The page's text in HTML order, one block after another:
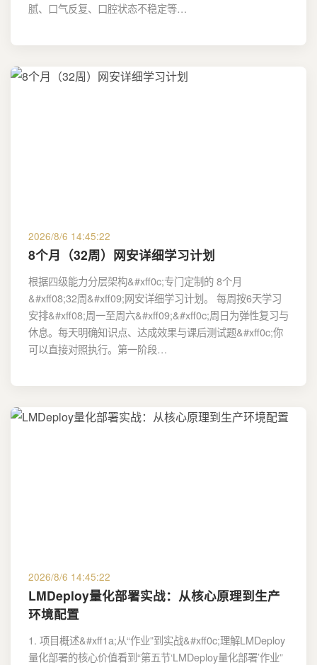
腻、口气反复、口腔状态不稳定等…
2026/8/6 14:45:22
8个月（32周）网安详细学习计划
根据四级能力分层架构&#xff0c;专门定制的 8个月
&#xff08;32周&#xff09;网安详细学习计划。 每周按6天学习
安排&#xff08;周一至周六&#xff09;&#xff0c;周日为弹性复习与
休息。每天明确知识点、达成效果与课后测试题&#xff0c;你
可以直接对照执行。第一阶段…
2026/8/6 14:45:22
LMDeploy量化部署实战：从核心原理到生产
环境配置
1. 项目概述&#xff1a;从“作业”到实战&#xff0c;理解LMDeploy
量化部署的核心价值看到“第五节‘LMDeploy量化部署’作业”